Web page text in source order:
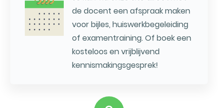
de docent een afspraak maken
voor bijles, huiswerkbegeleiding
of examentraining. Of boek een
kosteloos en vrijblijvend
kennismakingsgesprek!